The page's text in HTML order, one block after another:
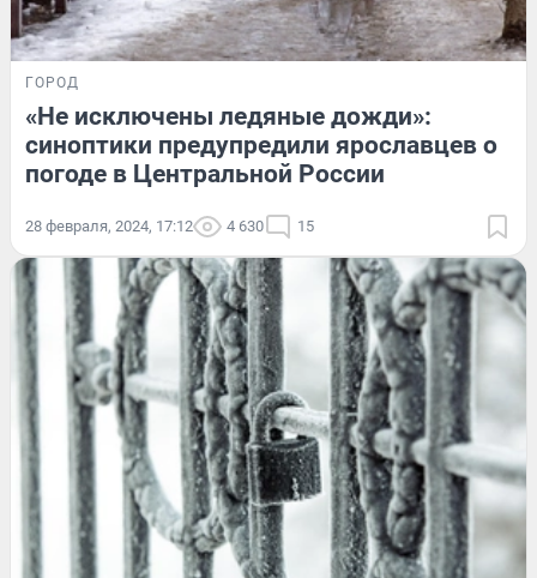
ГОРОД
«Не исключены ледяные дожди»:
синоптики предупредили ярославцев о
погоде в Центральной России
28 февраля, 2024, 17:12 4 630 15